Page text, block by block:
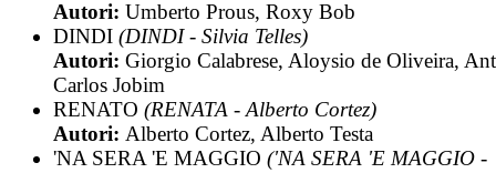
Autori: Umberto Prous, Roxy Bob
DINDI (DINDI - Silvia Telles)
Autori: Giorgio Calabrese, Aloysio de Oliveira,
Carlos Jobim
RENATO (RENATA - Alberto Cortez)
Autori: Alberto Cortez, Alberto Testa
'NA SERA 'E MAGGIO ('NA SERA 'E MAGGIO -